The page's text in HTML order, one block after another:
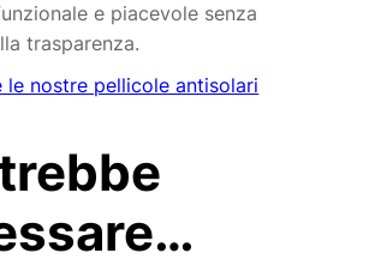
e piacevole senza
trasparenza.
le nostre pellicole antisolari